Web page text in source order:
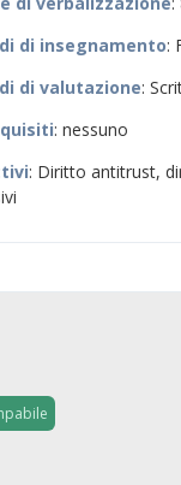
di insegnamento:
di valutazione:
: nessuno
: Diritto antitrust,